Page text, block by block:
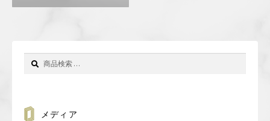
メディア